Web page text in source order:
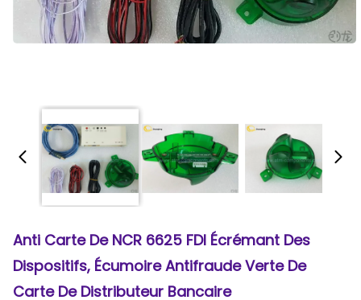
Anti Carte De NCR 6625 FDI Écrémant Des
Dispositifs, Écumoire Antifraude Verte De
Carte De Distributeur Bancaire